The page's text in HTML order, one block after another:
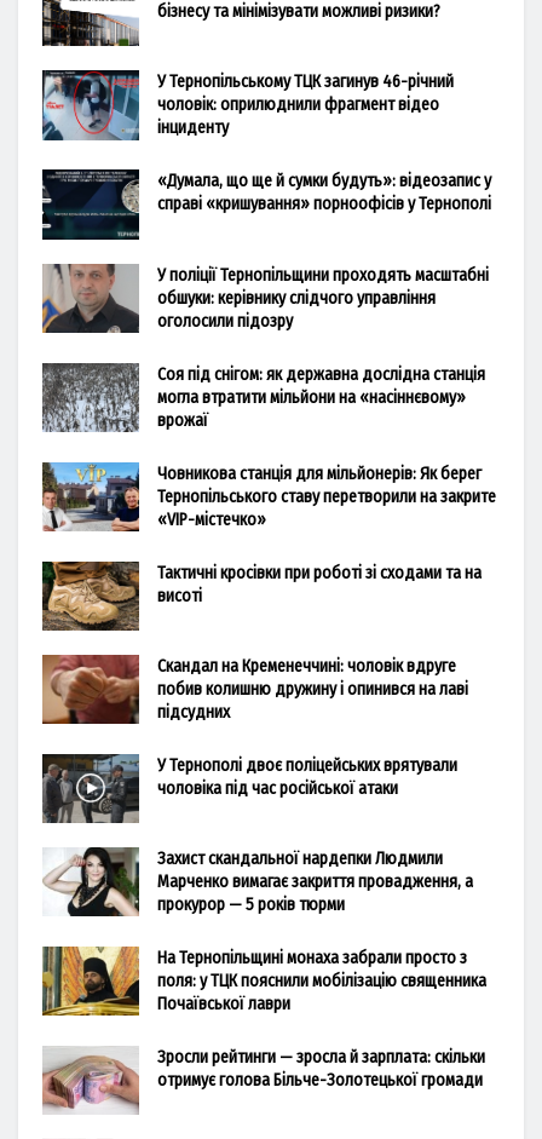
бізнесу та мінімізувати можливі ризики?
У Тернопільському ТЦК загинув 46-річний
чоловік: оприлюднили фрагмент відео
інциденту
«Думала, що ще й сумки будуть»: відеозапис у
справі «кришування» порноофісів у Тернополі
У поліції Тернопільщини проходять масштабні
обшуки: керівнику слідчого управління
оголосили підозру
Соя під снігом: як державна дослідна станція
могла втратити мільйони на «насіннєвому»
врожаї
Човникова станція для мільйонерів: Як берег
Тернопільського ставу перетворили на закрите
«VIP-містечко»
Тактичні кросівки при роботі зі сходами та на
висоті
Скандал на Кременеччині: чоловік вдруге
побив колишню дружину і опинився на лаві
підсудних
У Тернополі двоє поліцейських врятували
чоловіка під час російської атаки
Захист скандальної нардепки Людмили
Марченко вимагає закриття провадження, а
прокурор — 5 років тюрми
На Тернопільщині монаха забрали просто з
поля: у ТЦК пояснили мобілізацію священника
Почаївської лаври
Зросли рейтинги — зросла й зарплата: скільки
отримує голова Більче-Золотецької громади